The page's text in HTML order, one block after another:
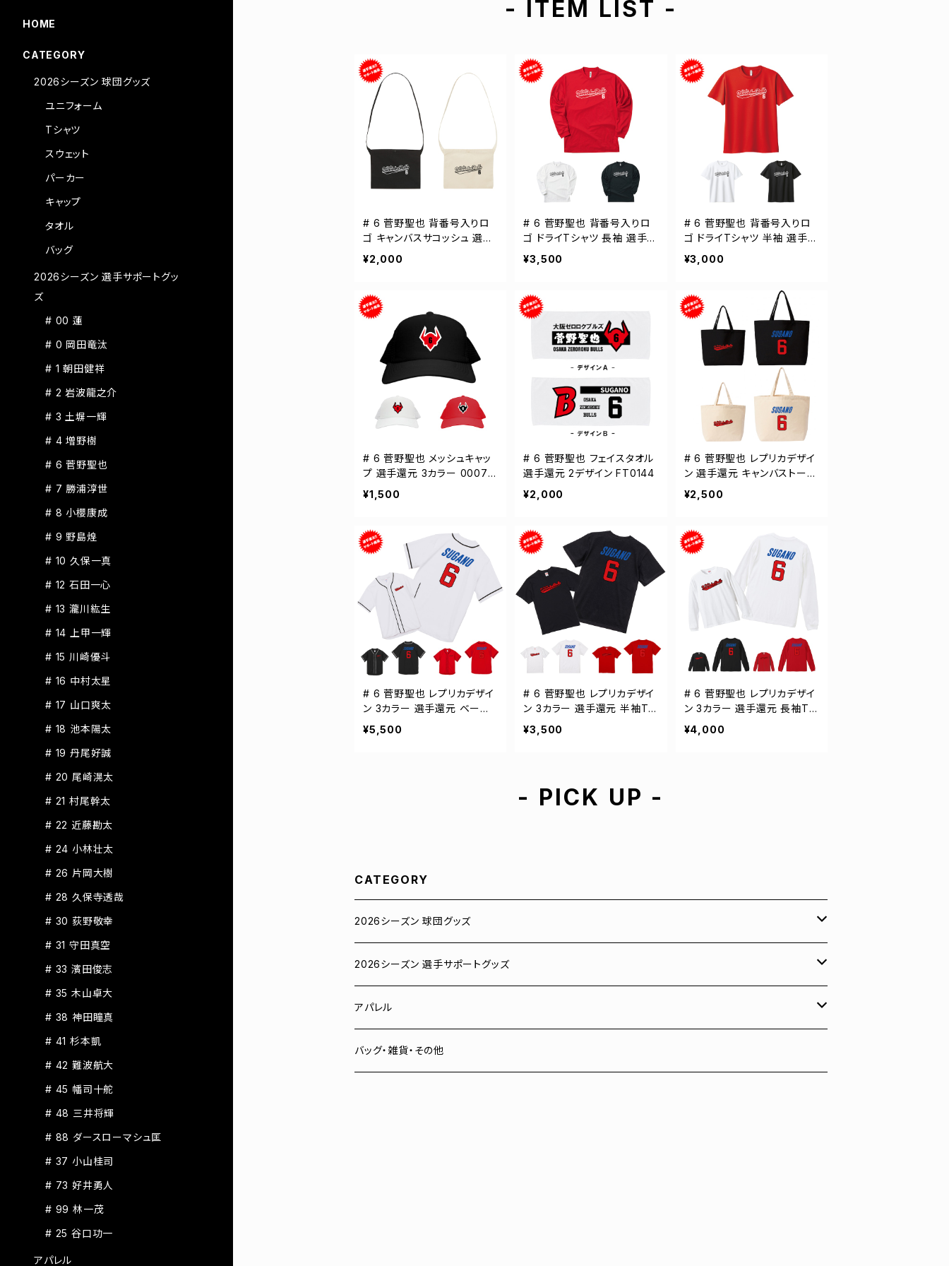
- ITEM LIST -
# 6 菅野聖也 背番号入りロ
ゴ キャンバスサコッシュ 選手
還元 2カラー 001461
¥2,000
# 6 菅野聖也 背番号入りロ
ゴ ドライTシャツ 長袖 選手還
元 3カラー S-5Lサイズ 0003
04
¥3,500
# 6 菅野聖也 背番号入りロ
ゴ ドライTシャツ 半袖 選手還
元 3カラー S-5Lサイズ 0003
00
¥3,000
# 6 菅野聖也 メッシュキャッ
プ 選手還元 3カラー 00070
0
¥1,500
# 6 菅野聖也 フェイスタオル
選手還元 2デザイン FT0144
¥2,000
# 6 菅野聖也 レプリカデザイ
ン 選手還元 キャンバストート
バッグ 2カラー MLサイズ 00
0778
¥2,500
# 6 菅野聖也 レプリカデザイ
ン 3カラー 選手還元 ベース
ボールシャツ S-XXLサイズ 5
98201
¥5,500
# 6 菅野聖也 レプリカデザイ
ン 3カラー 選手還元 半袖Tシ
ャツ S-XXXLサイズ 500101
¥3,500
# 6 菅野聖也 レプリカデザイ
ン 3カラー 選手還元 長袖Tシ
ャツ S-XXLサイズ 501101
¥4,000
- PICK UP -
CATEGORY
2026シーズン 球団グッズ
ユニフォーム
Tシャツ
スウェット
2026シーズン 選手サポートグッズ
# 00 蓮
# 0 岡田竜汰
アパレル
スウェット・パーカー
バッグ・雑貨・その他
HOME
CATEGORY
2026シーズン 球団グッズ
ユニフォーム
Tシャツ
スウェット
パーカー
キャップ
タオル
バッグ
2026シーズン 選手サポートグッ
ズ
# 00 蓮
# 0 岡田竜汰
# 1 朝田健祥
# 2 岩波龍之介
# 3 土塀一輝
# 4 増野樹
# 6 菅野聖也
# 7 勝浦淳世
# 8 小櫻康成
# 9 野島煌
# 10 久保一真
# 12 石田一心
# 13 瀧川紘生
# 14 上甲一輝
# 15 川崎優斗
# 16 中村太星
# 17 山口爽太
# 18 池本陽太
# 19 丹尾好誠
# 20 尾崎滉太
# 21 村尾幹太
# 22 近藤勘太
# 24 小林壮太
# 26 片岡大樹
# 28 久保寺透哉
# 30 荻野敬幸
# 31 守田真空
# 33 濱田俊志
# 35 木山卓大
# 38 神田瞳真
# 41 杉本凱
# 42 難波航大
# 45 幡司十舵
# 48 三井将輝
# 88 ダースローマシュ匡
# 37 小山桂司
# 73 好井勇人
# 99 林一茂
# 25 谷口功一
アパレル